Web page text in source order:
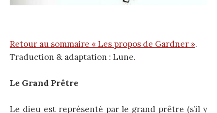
Retour au sommaire « Les propos de Gardner ».
Traduction & adaptation : Lune.
Le Grand Prêtre
Le dieu est représenté par le grand prêtre (s’il y